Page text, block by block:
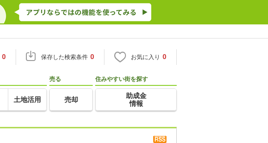
0 保存した検索条件 0 お気に入り 0
土地活用
売る
売却
住みやすい街を探す
助成金
情報